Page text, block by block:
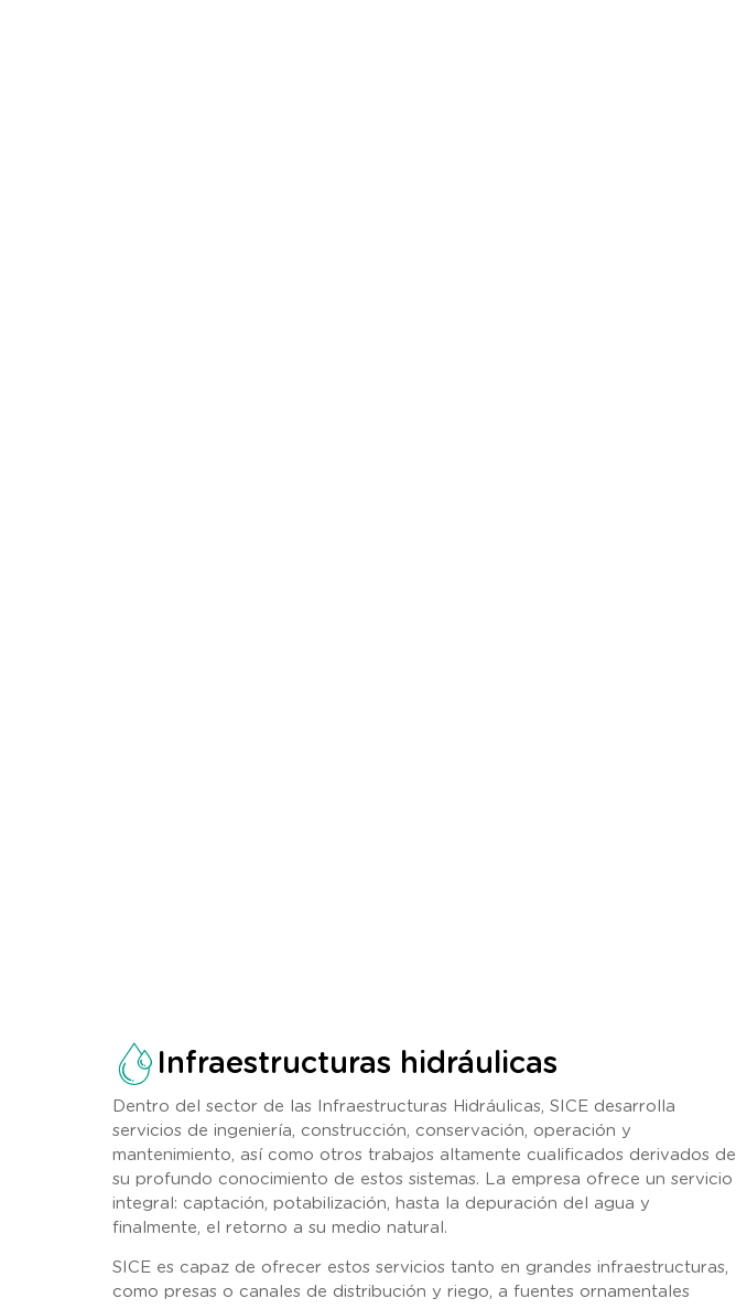
Infraestructuras hidráulicas
Dentro del sector de las Infraestructuras Hidráulicas, SICE desarrolla
servicios de ingeniería, construcción, conservación, operación y
mantenimiento, así como otros trabajos altamente cualificados derivados de
su profundo conocimiento de estos sistemas. La empresa ofrece un servicio
integral: captación, potabilización, hasta la depuración del agua y
finalmente, el retorno a su medio natural.
SICE es capaz de ofrecer estos servicios tanto en grandes infraestructuras,
como presas o canales de distribución y riego, a fuentes ornamentales